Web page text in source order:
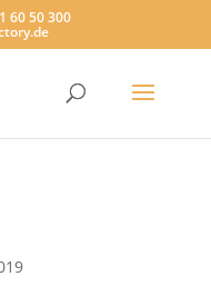
60 50 300